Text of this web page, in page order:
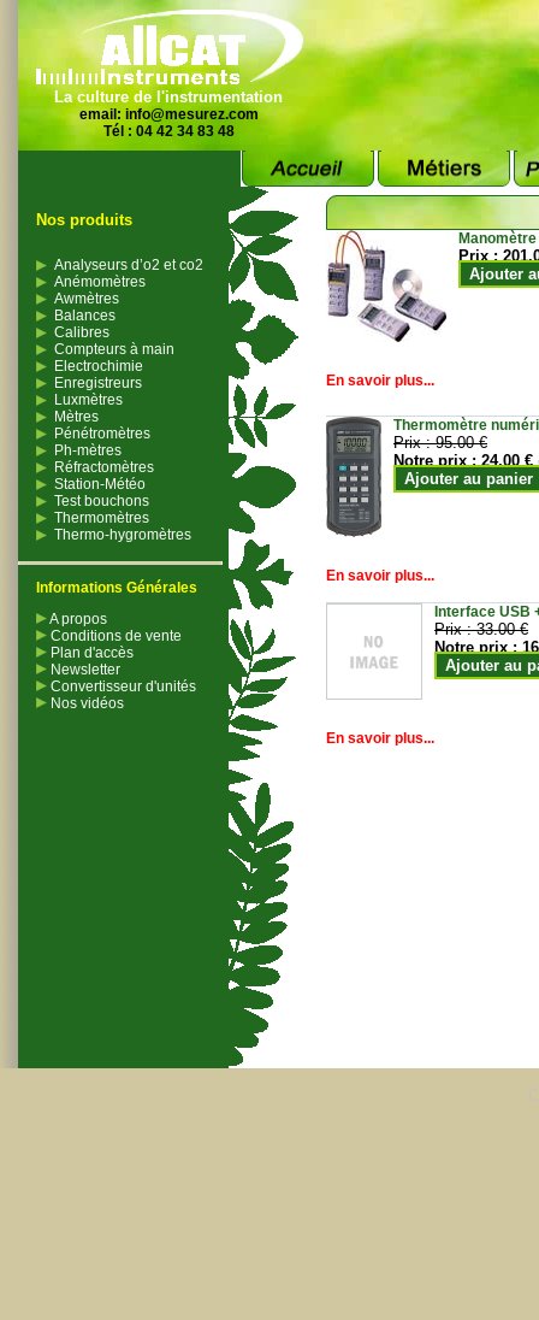
La culture de l'instrumentation
email: info@mesurez.com
Tél : 04 42 34 83 48
Nos produits
Analyseurs d’o2 et co2
Anémomètres
Awmètres
Balances
Calibres
Compteurs à main
Electrochimie
Enregistreurs
Luxmètres
Mètres
Pénétromètres
Ph-mètres
Réfractomètres
Station-Météo
Test bouchons
Thermomètres
Thermo-hygromètres
Informations Générales
A propos
Conditions de vente
Plan d'accès
Newsletter
Convertisseur d'unités
Nos vidéos
Prix :
Ajouter
En savoir plus...
Thermomètre
Prix :95.00 €
Notre prix :24.00 €
Ajouter au panier
En savoir plus...
Interface USB
Prix :33.00 €
Notre prix :
Ajouter au
En savoir plus...